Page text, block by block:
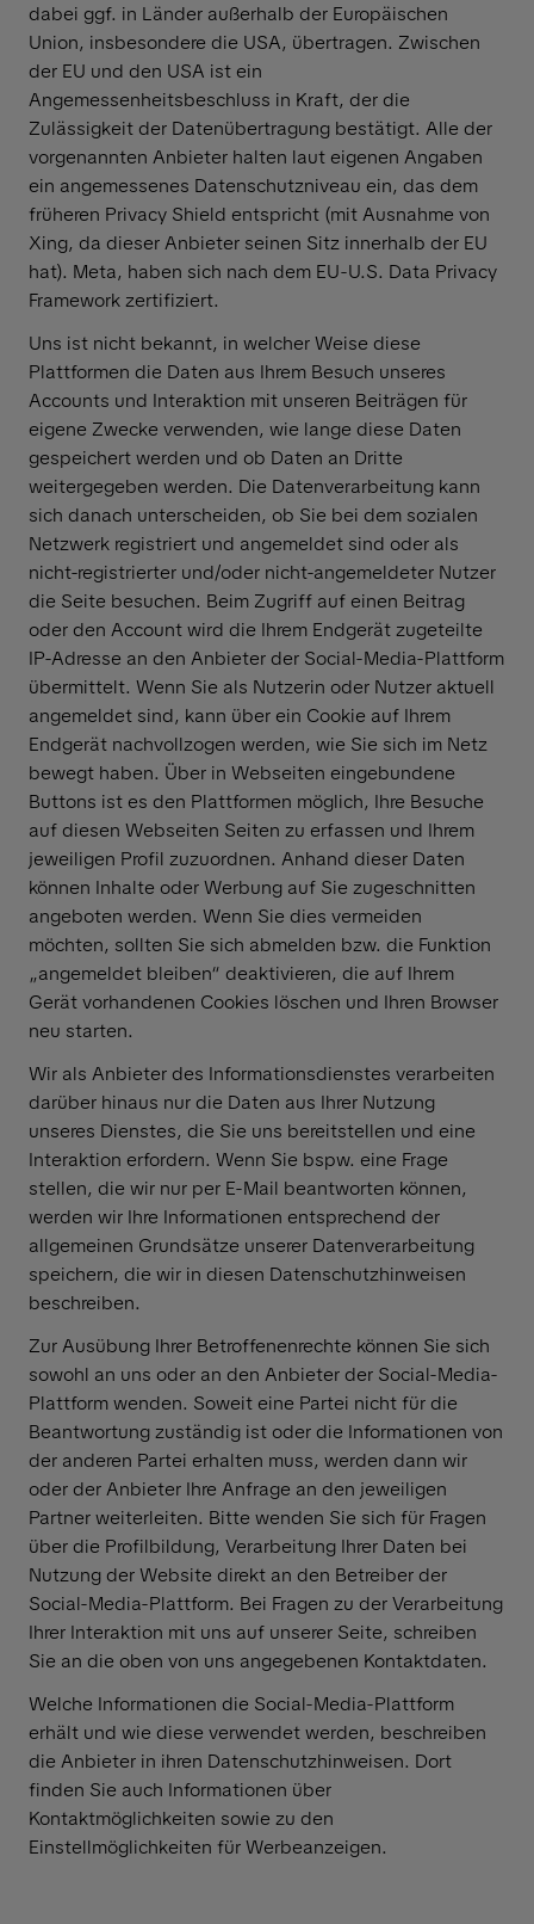
dabei ggf. in Länder außerhalb der Europäischen
Union, insbesondere die USA, übertragen. Zwischen
der EU und den USA ist ein
Angemessenheitsbeschluss in Kraft, der die
Zulässigkeit der Datenübertragung bestätigt. Alle der
vorgenannten Anbieter halten laut eigenen Angaben
ein angemessenes Datenschutzniveau ein, das dem
früheren Privacy Shield entspricht (mit Ausnahme von
Xing, da dieser Anbieter seinen Sitz innerhalb der EU
hat). Meta, haben sich nach dem EU-U.S. Data Privacy
Framework zertifiziert.
Uns ist nicht bekannt, in welcher Weise diese
Plattformen die Daten aus Ihrem Besuch unseres
Accounts und Interaktion mit unseren Beiträgen für
eigene Zwecke verwenden, wie lange diese Daten
gespeichert werden und ob Daten an Dritte
weitergegeben werden. Die Datenverarbeitung kann
sich danach unterscheiden, ob Sie bei dem sozialen
Netzwerk registriert und angemeldet sind oder als
nicht-registrierter und/oder nicht-angemeldeter Nutzer
die Seite besuchen. Beim Zugriff auf einen Beitrag
oder den Account wird die Ihrem Endgerät zugeteilte
IP-Adresse an den Anbieter der Social-Media-Plattform
übermittelt. Wenn Sie als Nutzerin oder Nutzer aktuell
angemeldet sind, kann über ein Cookie auf Ihrem
Endgerät nachvollzogen werden, wie Sie sich im Netz
bewegt haben. Über in Webseiten eingebundene
Buttons ist es den Plattformen möglich, Ihre Besuche
auf diesen Webseiten Seiten zu erfassen und Ihrem
jeweiligen Profil zuzuordnen. Anhand dieser Daten
können Inhalte oder Werbung auf Sie zugeschnitten
angeboten werden. Wenn Sie dies vermeiden
möchten, sollten Sie sich abmelden bzw. die Funktion
„angemeldet bleiben“ deaktivieren, die auf Ihrem
Gerät vorhandenen Cookies löschen und Ihren Browser
neu starten.
Wir als Anbieter des Informationsdienstes verarbeiten
darüber hinaus nur die Daten aus Ihrer Nutzung
unseres Dienstes, die Sie uns bereitstellen und eine
Interaktion erfordern. Wenn Sie bspw. eine Frage
stellen, die wir nur per E-Mail beantworten können,
werden wir Ihre Informationen entsprechend der
allgemeinen Grundsätze unserer Datenverarbeitung
speichern, die wir in diesen Datenschutzhinweisen
beschreiben.
Zur Ausübung Ihrer Betroffenenrechte können Sie sich
sowohl an uns oder an den Anbieter der Social-Media-
Plattform wenden. Soweit eine Partei nicht für die
Beantwortung zuständig ist oder die Informationen von
der anderen Partei erhalten muss, werden dann wir
oder der Anbieter Ihre Anfrage an den jeweiligen
Partner weiterleiten. Bitte wenden Sie sich für Fragen
über die Profilbildung, Verarbeitung Ihrer Daten bei
Nutzung der Website direkt an den Betreiber der
Social-Media-Plattform. Bei Fragen zu der Verarbeitung
Ihrer Interaktion mit uns auf unserer Seite, schreiben
Sie an die oben von uns angegebenen Kontaktdaten.
Welche Informationen die Social-Media-Plattform
erhält und wie diese verwendet werden, beschreiben
die Anbieter in ihren Datenschutzhinweisen. Dort
finden Sie auch Informationen über
Kontaktmöglichkeiten sowie zu den
Einstellmöglichkeiten für Werbeanzeigen.